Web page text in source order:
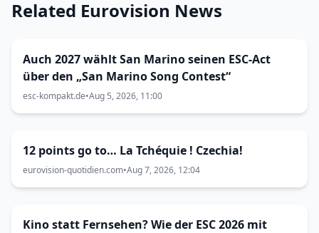
Related Eurovision News
Auch 2027 wählt San Marino seinen ESC-Act
über den „San Marino Song Contest“
esc-kompakt.de•Aug 5, 2026, 11:00
12 points go to… La Tchéquie ! Czechia!
eurovision-quotidien.com•Aug 7, 2026, 12:04
Kino statt Fernsehen? Wie der ESC 2026 mit